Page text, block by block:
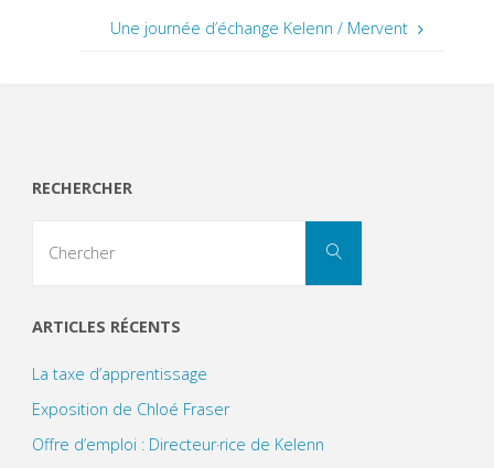
Une journée d’échange Kelenn / Mervent
RECHERCHER
Chercher
ARTICLES RÉCENTS
La taxe d’apprentissage
Exposition de Chloé Fraser
Offre d’emploi : Directeur·rice de Kelenn